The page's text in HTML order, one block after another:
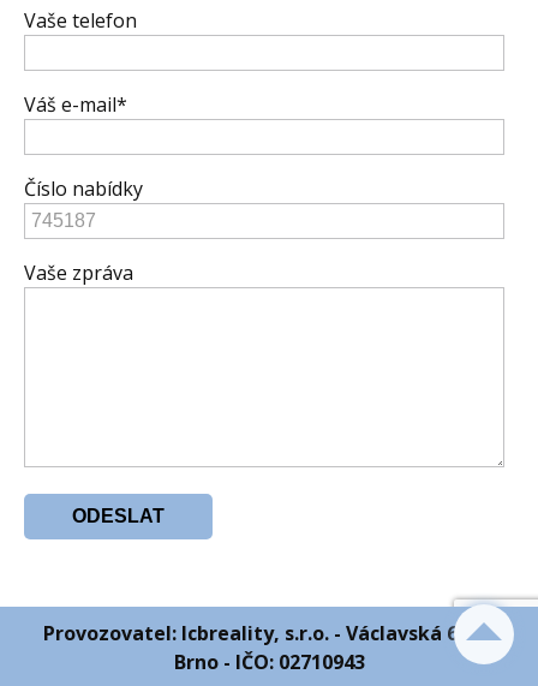
Vaše telefon
Váš e-mail*
Číslo nabídky
Vaše zpráva
Provozovatel: Icbreality, s.r.o. - Václavská 6 603
Brno - IČO: 02710943